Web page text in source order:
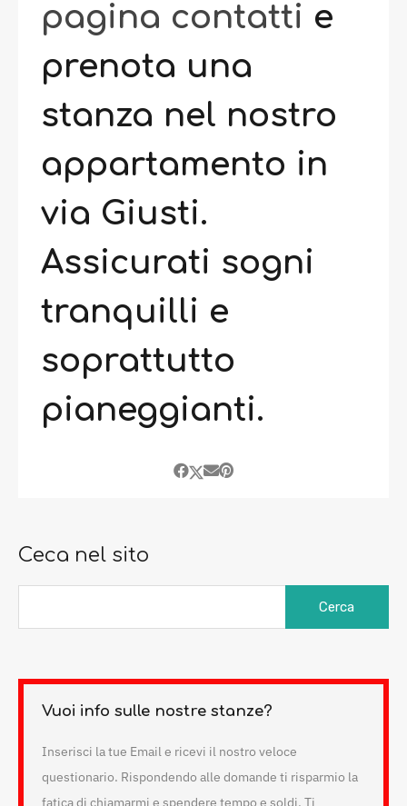
pagina contatti e
prenota una
stanza nel nostro
appartamento in
via Giusti.
Assicurati sogni
tranquilli e
soprattutto
pianeggianti.
Ceca nel sito
Vuoi info sulle nostre stanze?
Inserisci la tue Email e ricevi il nostro veloce
questionario. Rispondendo alle domande ti risparmio la
fatica di chiamarmi e spendere tempo e soldi. Ti